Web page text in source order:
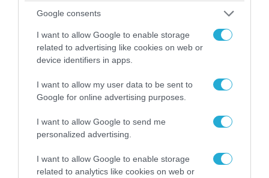
Google consents
I want to allow Google to enable storage
related to advertising like cookies on web or
device identifiers in apps.
I want to allow my user data to be sent to
Google for online advertising purposes.
I want to allow Google to send me
personalized advertising.
I want to allow Google to enable storage
related to analytics like cookies on web or
06.08.2026 | 09:03
«Οι εντελώς αθώοι»: Η ανάρτηση του Αρκά για
τα ζώα που χάθηκαν στις πυρκαγιές της
Αττικής (φωτο)